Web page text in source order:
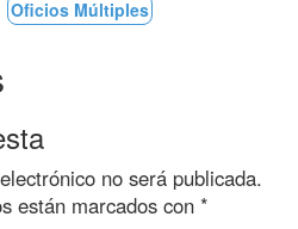
Oficios Múltiples
no será publicada.
están marcados con *